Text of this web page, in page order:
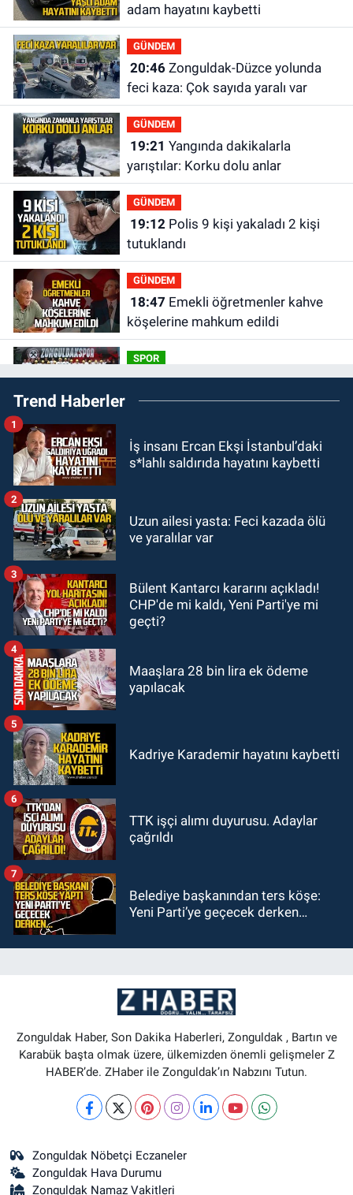
adam hayatını kaybetti
GÜNDEM
20:46Zonguldak-Düzce yolunda
feci kaza: Çok sayıda yaralı var
GÜNDEM
19:21
yarıştılar: Korku dolu anlar
GÜNDEM
19:12Polis 9 kişi yakaladı 2 kişi
tutuklandı
GÜNDEM
18:47
köşelerine mahkum edildi
SPOR
16:30Zonguldakspor için
muhteşem klip geliyor.
15:41
15:11Kdz. Ereğli'de Mervealtı
KOZLU
14:31Kozlu'da Nazım Zararcı
evinde ölü bulundu.
Trend Haberler
İş insanı Ercan Ekşi İstanbul’daki
s*lahlı saldırıda hayatını kaybetti
1
Uzun ailesi yasta: Feci kazada ölü
ve yaralılar var
2
Bülent Kantarcı kararını açıkladı!
CHP'de mi kaldı, Yeni Parti'ye mi
geçti?
3
Maaşlara 28 bin lira ek ödeme
yapılacak
4
Kadriye Karademir hayatını kaybetti
5
TTK işçi alımı duyurusu. Adaylar
çağrıldı
6
Belediye başkanından ters köşe:
Yeni Parti’ye geçecek derken…
7
Zonguldak Haber, Son Dakika Haberleri, Zonguldak , Bartın ve
Karabük başta olmak üzere, ülkemizden önemli gelişmeler Z
HABER’de. ZHaber ile Zonguldak’ın Nabzını Tutun.
Zonguldak Nöbetçi Eczaneler
Zonguldak Hava Durumu
Zonguldak Namaz Vakitleri